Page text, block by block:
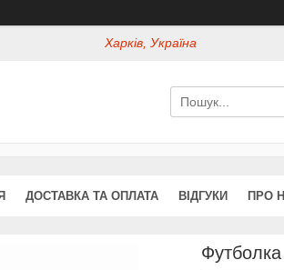
Харків, Україна
ДОСТАВКА ТА ОПЛАТА ВІДГУКИ ПРО